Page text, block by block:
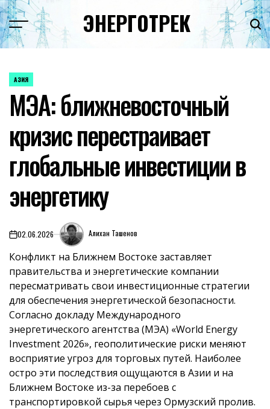
Перейти
к
содержимому
ЭНЕРГОТРЕК
ОПУБЛИКОВАНО
АЗИЯ
МЭА: ближневосточный
кризис перестраивает
глобальные инвестиции в
энергетику
on02.06.2026 Алихан Ташенов
Конфликт на Ближнем Востоке заставляет
правительства и энергетические компании
пересматривать свои инвестиционные стратегии
для обеспечения энергетической безопасности.
Согласно докладу Международного
энергетического агентства (МЭА) «World Energy
Investment 2026», геополитические риски меняют
восприятие угроз для торговых путей. Наиболее
остро эти последствия ощущаются в Азии и на
Ближнем Востоке из-за перебоев с
транспортировкой сырья через Ормузский пролив.